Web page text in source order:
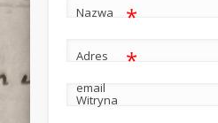
Nazwa *
Adres
email
*
Witryna